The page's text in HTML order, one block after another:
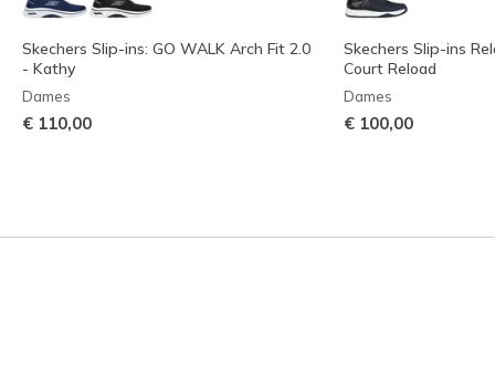
Skechers Slip-ins: GO WALK Arch Fit 2.0
- Kathy
Dames
€ 110,00
Skechers Slip-ins
Court Reload
Dames
€ 100,00